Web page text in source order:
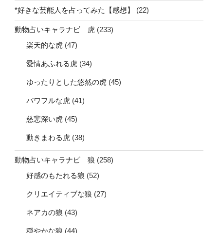
*好きな芸能人を占ってみた【感想】 (22)
動物占いキャラナビ 虎 (233)
楽天的な虎 (47)
愛情あふれる虎 (34)
ゆったりとした悠然の虎 (45)
パワフルな虎 (41)
慈悲深い虎 (45)
動きまわる虎 (38)
動物占いキャラナビ 狼 (258)
好感のもたれる狼 (52)
クリエイティブな狼 (27)
ネアカの狼 (43)
穏やかな狼 (44)